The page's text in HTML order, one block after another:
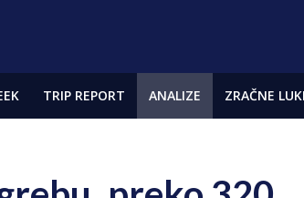
TRIP REPORT ANALIZE ZRAČNE